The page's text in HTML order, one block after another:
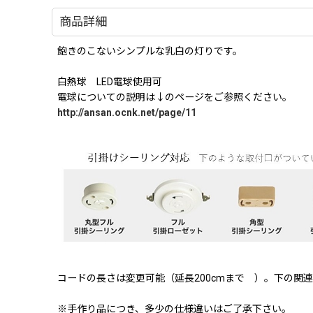
商品詳細
飽きのこないシンプルな乳白の灯りです。
白熱球 LED電球使用可
電球についての説明は↓のページをご参照ください。
http://ansan.ocnk.net/page/11
コードの長さは変更可能（延長200cmまで ）。下の関
※手作り品につき、多少の仕様違いはご了承下さい。